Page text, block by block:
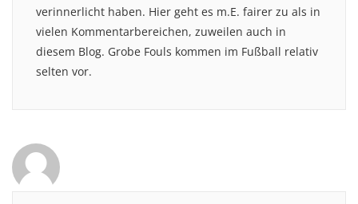
verinnerlicht haben. Hier geht es m.E. fairer zu als in
vielen Kommentarbereichen, zuweilen auch in
diesem Blog. Grobe Fouls kommen im Fußball relativ
selten vor.